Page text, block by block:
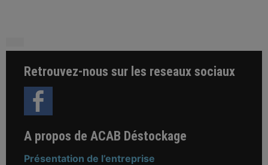
Retrouvez-nous sur les reseaux sociaux
A propos de ACAB Déstockage
Présentation de l’entreprise